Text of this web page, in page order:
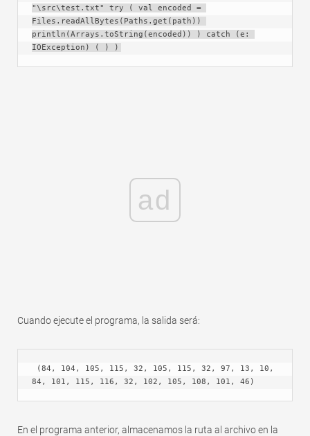
"\src\test.txt" try ( val encoded =
Files.readAllBytes(Paths.get(path))
println(Arrays.toString(encoded)) ) catch (e:
IOException) ( ) )
ad
Cuando ejecute el programa, la salida será:
84, 101, 115, 116, 32, 102, 105, 108, 101, 46)
En el programa anterior, almacenamos la ruta al archivo en la